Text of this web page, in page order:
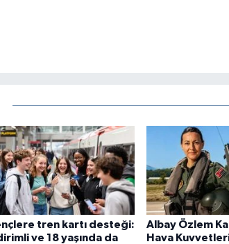
tren kartı desteği:
ve 18 yaşında da
Albay Özlem
Hava